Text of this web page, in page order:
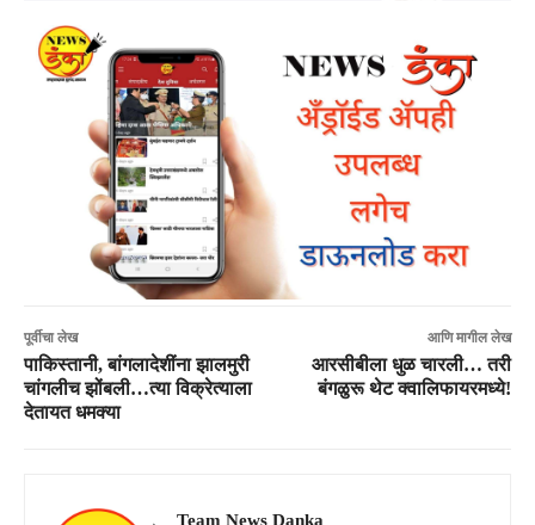
पूर्वीचा लेख
पाकिस्तानी, बांगलादेशींना झालमुरी
चांगलीच झोंबली…त्या विक्रेत्याला
देतायत धमक्या
आणि मागील लेख
आरसीबीला धुळ चारली… तरी
बंगळुरू थेट क्वालिफायरमध्ये!
Team News Danka